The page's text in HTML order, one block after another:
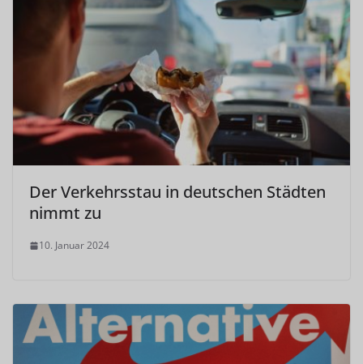
Der Verkehrsstau in deutschen Städten
nimmt zu
10. Januar 2024